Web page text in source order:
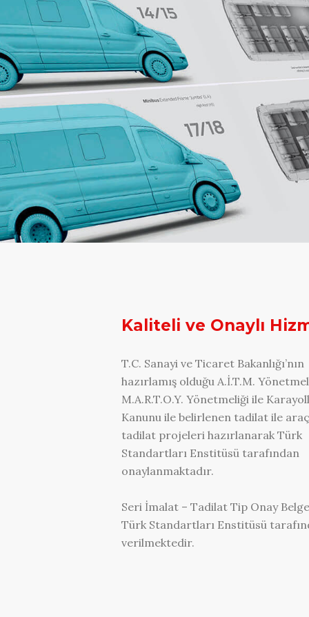
Kaliteli ve Onaylı
T.C. Sanayi ve Ticaret Bakanlığı’nın
hazırlamış olduğu A.İ.T.M.
M.A.R.T.O.Y. Yönetmeliği ile
Kanunu ile belirlenen tadilat ile
tadilat projeleri hazırlanarak Türk
Standartları Enstitüsü tarafından
onaylanmaktadır.
Seri İmalat – Tadilat Tip Onay
Türk Standartları Enstitüsü
verilmektedir.